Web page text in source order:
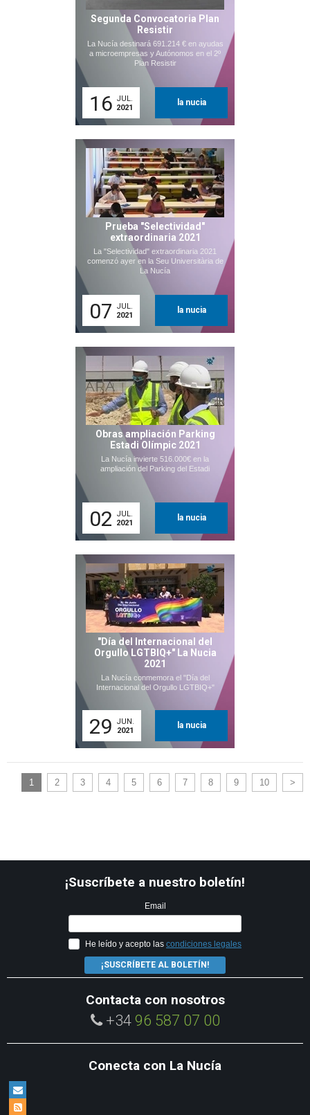
Segunda Convocatoria Plan
Resistir
La Nucía destinará 691.214 € en ayudas
a microempresas y Autónomos en el 2º
Plan Resistir
16 JUL.
2021
la nucia
Prueba "Selectividad"
extraordinaria 2021
La "Selectividad" extraordinaria 2021
comenzó ayer en la Seu Universitària de
La Nucía
07
JUL.
2021
la nucia
Obras ampliación Parking
Estadi Olímpic 2021
La Nucía invierte 516.000€ en la
ampliación del Parking del Estadi
02
JUL.
2021
la nucia
"Día del Internacional del
Orgullo LGTBIQ+" La Nucia
2021
La Nucía conmemora el "Día del
Internacional del Orgullo LGTBIQ+"
29
JUN.
2021
la nucia
1 2 3 4 5 6 7 8 9 10 >
¡Suscríbete a nuestro boletín!
Email
He leído y acepto las condiciones legales
¡SUSCRÍBETE AL BOLETÍN!
Contacta con nosotros
+34 96 587 07 00
Conecta con La Nucía